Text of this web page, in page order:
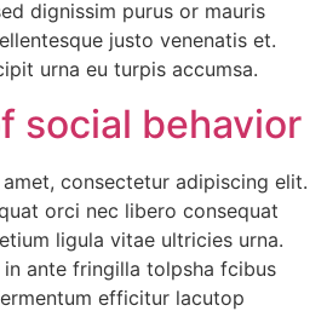
dignissim purus or mauris
justo venenatis et.
urna eu turpis accumsa.
social behavior
consectetur adipiscing elit.
orci nec libero consequat
ligula vitae ultricies urna.
ante fringilla tolpsha fcibus
efficitur lacutop